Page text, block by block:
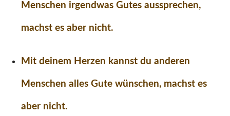
Menschen irgendwas Gutes aussprechen,
machst es aber nicht.
Mit deinem Herzen kannst du anderen
Menschen alles Gute wünschen, machst es
aber nicht.